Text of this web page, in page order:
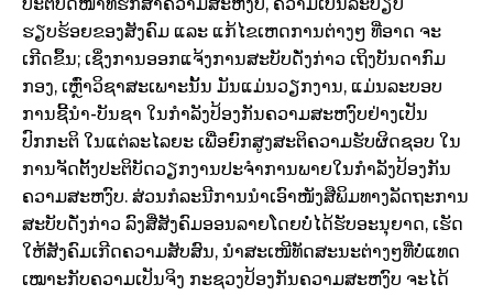
ຮຽບຮ້ອຍຂອງສັງຄົມ ແລະ ແກ້ໄຂເຫດການຕ່າງໆ ທີ່ອາດ ຈະ
ເກີດຂຶ້ນ; ເຊິ່ງການອອກແຈ້ງການສະບັບດັ່ງກ່າວ ເຖິງບັນດາກົມ
ກອງ, ເຫຼົ່າວິຊາສະເພາະນັ້ນ ມັນແມ່ນວຽກງານ, ແມ່ນລະບອບ
ການຊີ້ນຳ-ບັນຊາ ໃນກຳລັງປ້ອງກັນຄວາມສະຫງົບຢ່າງເປັນ
ປົກກະຕິ ໃນແຕ່ລະໄລຍະ ເພື່ອຍົກສູງສະຕິຄວາມຮັບຜິດຊອບ ໃນ
ການຈັດຕັ້ງປະຕິບັດວຽກງານປະຈຳການພາຍໃນກຳລັງປ້ອງກັນ
ຄວາມສະຫງົບ. ສ່ວນກໍລະນີການນຳເອົາໜັງສືພິມທາງລັດຖະການ
ສະບັບດັ່ງກ່າວ ລົງສື່ສັງຄົມອອນລາຍໂດຍບໍ່ໄດ້ຮັບອະນຸຍາດ, ເຮັດ
ໃຫ້ສັງຄົມເກີດຄວາມສັບສົນ, ນໍາສະເໜີທັດສະນະຕ່າງໆທີ່ບໍ່ແທດ
ເໝາະກັບຄວາມເປັນຈິງ ກະຊວງປ້ອງກັນຄວາມສະຫງົບ ຈະໄດ້